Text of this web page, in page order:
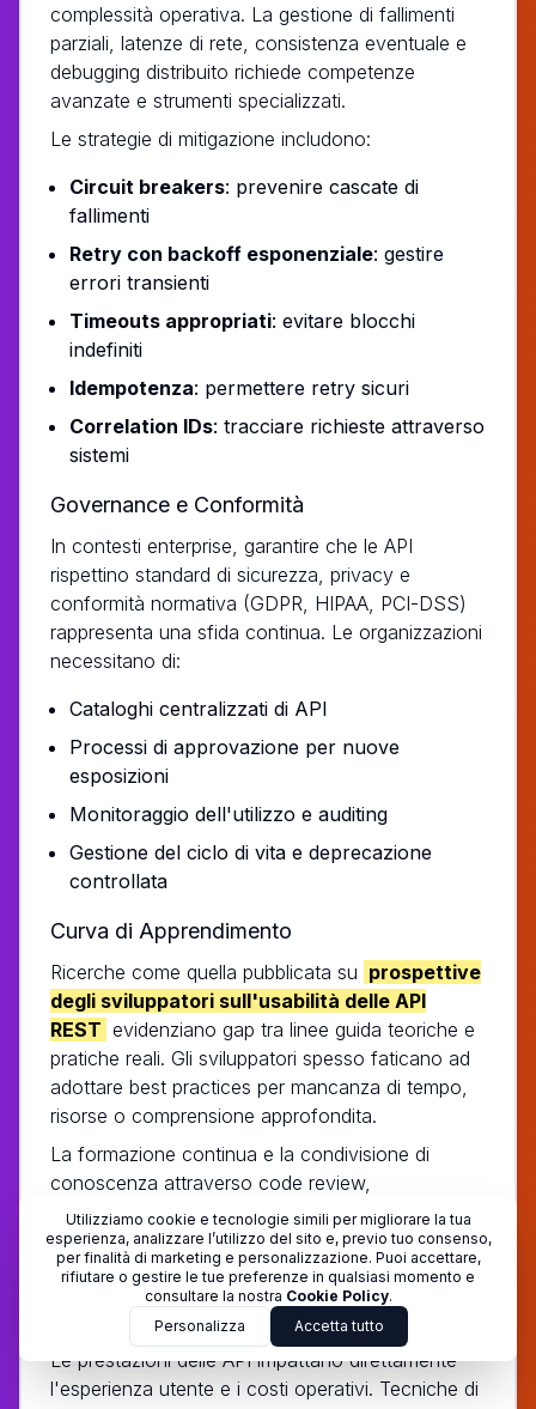
complessità operativa. La gestione di fallimenti
parziali, latenze di rete, consistenza eventuale e
debugging distribuito richiede competenze
avanzate e strumenti specializzati.
Le strategie di mitigazione includono:
Circuit breakers: prevenire cascate di
fallimenti
Retry con backoff esponenziale: gestire
errori transienti
Timeouts appropriati: evitare blocchi
indefiniti
Idempotenza: permettere retry sicuri
Correlation IDs: tracciare richieste attraverso
sistemi
Governance e Conformità
In contesti enterprise, garantire che le API
rispettino standard di sicurezza, privacy e
conformità normativa (GDPR, HIPAA, PCI-DSS)
rappresenta una sfida continua. Le organizzazioni
necessitano di:
Cataloghi centralizzati di API
Processi di approvazione per nuove
esposizioni
Monitoraggio dell'utilizzo e auditing
Gestione del ciclo di vita e deprecazione
controllata
Curva di Apprendimento
Ricerche come quella pubblicata su prospettive
degli sviluppatori sull'usabilità delle API
REST evidenziano gap tra linee guida teoriche e
pratiche reali. Gli sviluppatori spesso faticano ad
adottare best practices per mancanza di tempo,
risorse o comprensione approfondita.
La formazione continua e la condivisione di
conoscenza attraverso code review,
documentazione interna e comunità di pratica
risultano essenziali per migliorare la qualità
complessiva delle API prodotte.
Performance e Ottimizzazione
Le prestazioni delle API impattano direttamente
l'esperienza utente e i costi operativi. Tecniche di
Utilizziamo cookie e tecnologie simili per migliorare la tua
esperienza, analizzare l’utilizzo del sito e, previo tuo consenso,
per finalità di marketing e personalizzazione. Puoi accettare,
rifiutare o gestire le tue preferenze in qualsiasi momento e
consultare la nostra Cookie Policy.
Personalizza
Accetta tutto